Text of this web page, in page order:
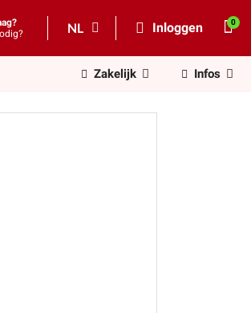
NL Inloggen
Zakelijk Infos